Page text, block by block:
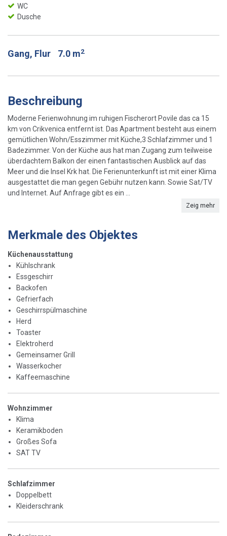
WC
Dusche
Gang, Flur 7.0 m2
Beschreibung
Moderne Ferienwohnung im ruhigen Fischerort Povile das ca 15
km von Crikvenica entfernt ist. Das Apartment besteht aus einem
gemütlichen Wohn/Esszimmer mit Küche,3 Schlafzimmer und 1
Badezimmer. Von der Küche aus hat man Zugang zum teilweise
überdachtem Balkon der einen fantastischen Ausblick auf das
Meer und die Insel Krk hat. Die Ferienunterkunft ist mit einer Klima
ausgestattet die man gegen Gebühr nutzen kann. Sowie Sat/TV
und Internet. Auf Anfrage gibt es ein ...
Zeig mehr
Merkmale des Objektes
Küchenausstattung
Kühlschrank
Essgeschirr
Backofen
Gefrierfach
Geschirrspülmaschine
Herd
Toaster
Elektroherd
Gemeinsamer Grill
Wasserkocher
Kaffeemaschine
Wohnzimmer
Klima
Keramikboden
Großes Sofa
SAT TV
Schlafzimmer
Doppelbett
Kleiderschrank